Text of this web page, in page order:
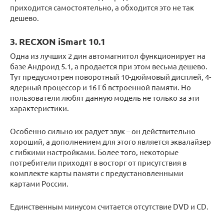
приходится самостоятельно, а обходится это не так
дешево.
3. RECXON iSmart 10.1
Одна из лучших 2 дин автомагнитол функционирует на
базе Андроид 5.1, а продается при этом весьма дешево.
Тут предусмотрен поворотный 10-дюймовый дисплей, 4-
ядерный процессор и 16 Гб встроенной памяти. Но
пользователи любят данную модель не только за эти
характеристики.
Особенно сильно их радует звук – он действительно
хороший, а дополнением для этого является эквалайзер
с гибкими настройками. Более того, некоторые
потребители приходят в восторг от присутствия в
комплекте карты памяти с предустановленными
картами России.
Единственным минусом считается отсутствие DVD и CD.